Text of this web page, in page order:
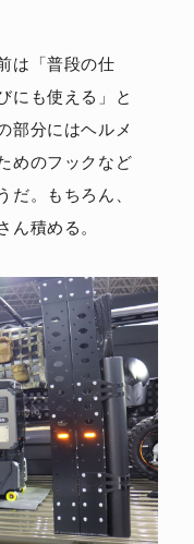
は「普段の仕
にも使える」と
部分にはヘルメ
めのフックなど
だ。もちろん、
ん積める。